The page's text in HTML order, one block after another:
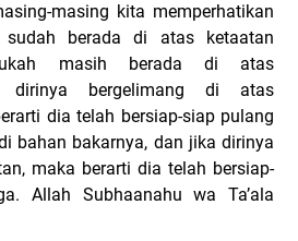
masing kita memperhatikan
berada di atas ketaatan
masih berada di atas
dirinya bergelimang di atas
dia telah bersiap-siap pulang
bahan bakarnya, dan jika dirinya
maka berarti dia telah bersiap-
Allah Subhaanahu wa Ta’ala